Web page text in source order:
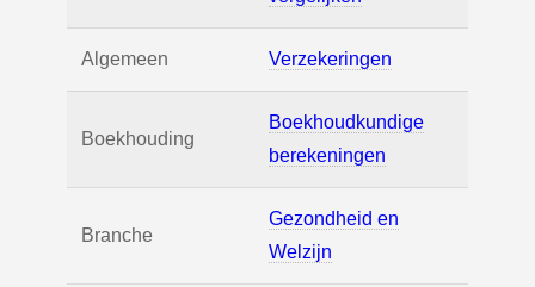
Algemeen Verzekeringen
Boekhouding
Boekhoudkundige
berekeningen
Branche
Gezondheid en
Welzijn